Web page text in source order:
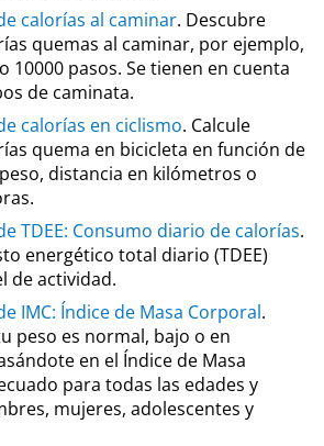
calorías al caminar. Descubre
quemas al caminar, por ejemplo,
10000 pasos. Se tienen en cuenta
de caminata.
calorías en ciclismo. Calcule
quema en bicicleta en función de
distancia en kilómetros o
TDEE: Consumo diario de calorías.
energético total diario (TDEE)
de actividad.
IMC: Índice de Masa Corporal.
peso es normal, bajo o en
en el Índice de Masa
para todas las edades y
mujeres, adolescentes y